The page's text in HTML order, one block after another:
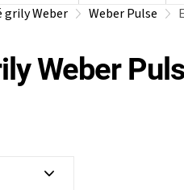
grily Weber Weber Pulse
Weber